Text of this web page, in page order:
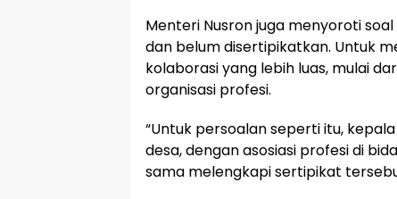
Menteri Nusron juga menyoroti
dan belum disertipikatkan. Untuk
kolaborasi yang lebih luas, mulai
organisasi profesi.
“Untuk persoalan seperti itu,
desa, dengan asosiasi profesi di
sama melengkapi sertipikat